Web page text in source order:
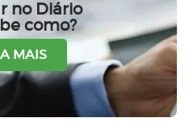
no Diário
como?
MAIS